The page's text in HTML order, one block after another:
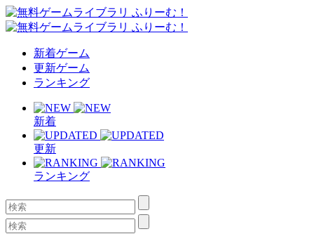
新着ゲーム
更新ゲーム
ランキング
新着
更新
ランキング